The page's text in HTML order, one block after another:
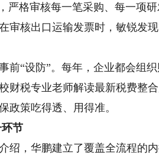
格审核每一笔采购、每一项研
审核出口运输发票时，敏锐发
“设防”。每年，企业都会组织
财税专业老师解读最新税费整
政策吃得透、用得准。
节
，华鹏建立了覆盖全流程的内